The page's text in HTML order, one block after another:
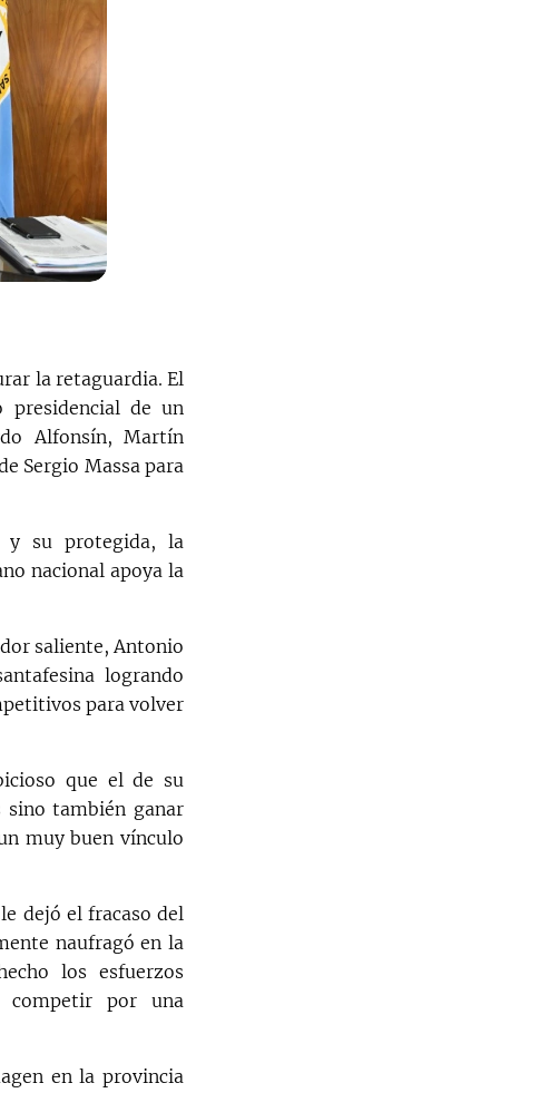
la retaguardia. El
presidencial de un
Alfonsín, Martín
Sergio Massa para
y su protegida, la
nacional apoya la
saliente, Antonio
logrando
para volver
que el de su
sino también ganar
muy buen vínculo
dejó el fracaso del
naufragó en la
los esfuerzos
competir por una
en la provincia